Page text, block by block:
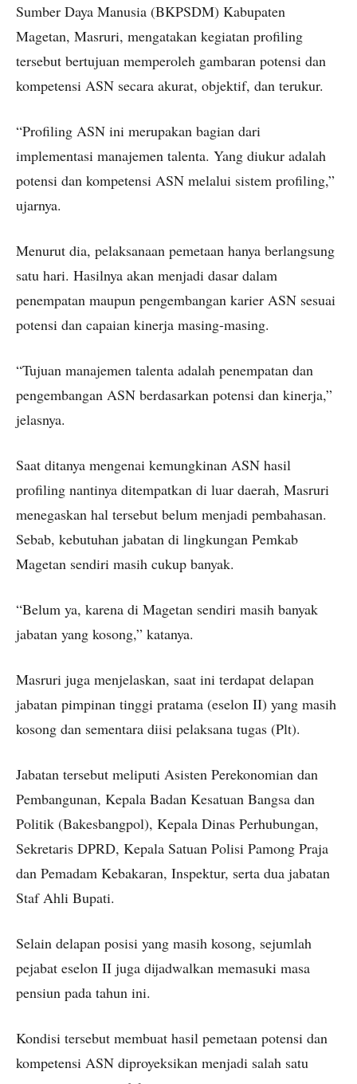
Sumber Daya Manusia (BKPSDM) Kabupaten
Magetan, Masruri, mengatakan kegiatan profiling
tersebut bertujuan memperoleh gambaran potensi dan
kompetensi ASN secara akurat, objektif, dan terukur.
“Profiling ASN ini merupakan bagian dari
implementasi manajemen talenta. Yang diukur adalah
potensi dan kompetensi ASN melalui sistem profiling,”
ujarnya.
Menurut dia, pelaksanaan pemetaan hanya berlangsung
satu hari. Hasilnya akan menjadi dasar dalam
penempatan maupun pengembangan karier ASN sesuai
potensi dan capaian kinerja masing-masing.
“Tujuan manajemen talenta adalah penempatan dan
pengembangan ASN berdasarkan potensi dan kinerja,”
jelasnya.
Saat ditanya mengenai kemungkinan ASN hasil
profiling nantinya ditempatkan di luar daerah, Masruri
menegaskan hal tersebut belum menjadi pembahasan.
Sebab, kebutuhan jabatan di lingkungan Pemkab
Magetan sendiri masih cukup banyak.
“Belum ya, karena di Magetan sendiri masih banyak
jabatan yang kosong,” katanya.
Masruri juga menjelaskan, saat ini terdapat delapan
jabatan pimpinan tinggi pratama (eselon II) yang masih
kosong dan sementara diisi pelaksana tugas (Plt).
Jabatan tersebut meliputi Asisten Perekonomian dan
Pembangunan, Kepala Badan Kesatuan Bangsa dan
Politik (Bakesbangpol), Kepala Dinas Perhubungan,
Sekretaris DPRD, Kepala Satuan Polisi Pamong Praja
dan Pemadam Kebakaran, Inspektur, serta dua jabatan
Staf Ahli Bupati.
Selain delapan posisi yang masih kosong, sejumlah
pejabat eselon II juga dijadwalkan memasuki masa
pensiun pada tahun ini.
Kondisi tersebut membuat hasil pemetaan potensi dan
kompetensi ASN diproyeksikan menjadi salah satu